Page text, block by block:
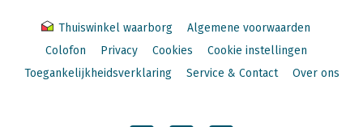
Thuiswinkel waarborg
Algemene voorwaarden
Colofon
Privacy Cookies
Cookie instellingen
Toegankelijkheidsverklaring
Service & Contact Over ons